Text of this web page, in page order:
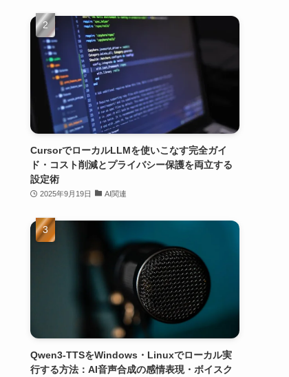
CursorでローカルLLMを使いこなす完全ガイ
ド・コスト削減とプライバシー保護を両立する
設定術
2025年9月19日 AI関連
Qwen3-TTSをWindows・Linuxでローカル実
行する方法：AI音声合成の感情表現・ボイスク